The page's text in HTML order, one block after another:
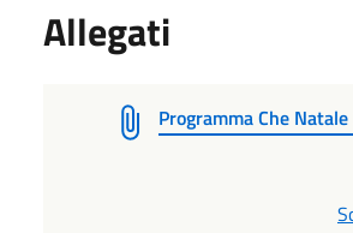
Allegati
Programma Che